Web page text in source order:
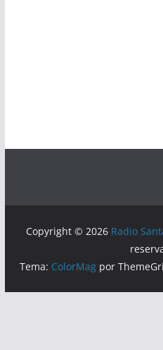
Copyright © 2026 Radio
Tema: ColorMag por